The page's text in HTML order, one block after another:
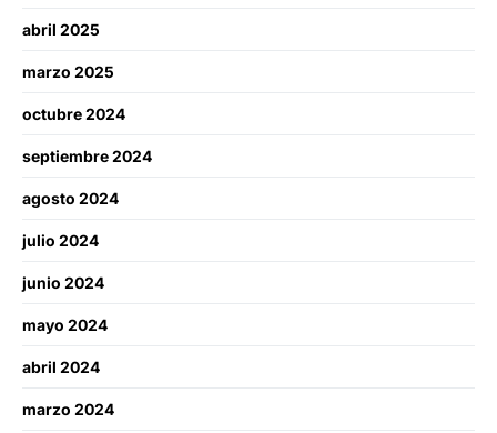
abril 2025
marzo 2025
octubre 2024
septiembre 2024
agosto 2024
julio 2024
junio 2024
mayo 2024
abril 2024
marzo 2024